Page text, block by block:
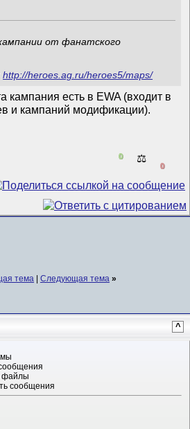
от фанатского
http://heroes.ag.ru/heroes5/maps/
кампания есть в EWA (входит в
и кампаний модификации).
0 ⚖️
0
тема Следующая тема »
^
файлы
сообщения